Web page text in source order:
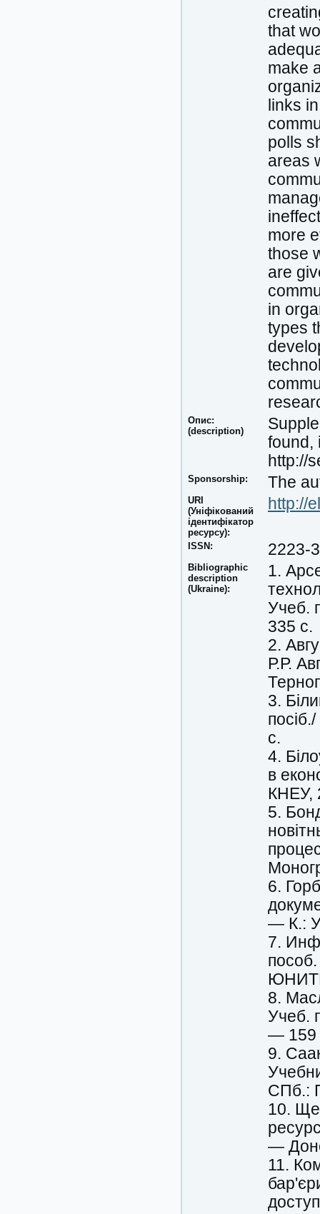
that
make
links
polls
areas
more
those
are
in
types
Опис:
(description)
found,
http://
Sponsorship: The
URI
(Уніфікований
ідентифікатор
ресурсу):
http://
ISSN: 2223-
Bibliographic
description
(Ukraine):
1.
Учеб.
335 с.
2.
Р.Р.
3.
с.
4.
в
КНЕУ,
5.
6.
— К.:
7.
8.
Учеб.
— 159
9.
СПб.:
10.
—
11.